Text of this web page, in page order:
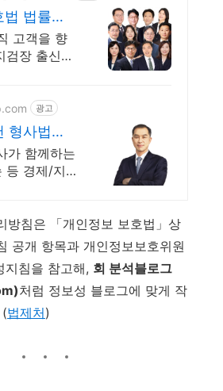
법률사
고객을 향
검장 출신
광고
형사법률
가 함께하는
등 경제/지
방침은 「개인정보 보호법」상
공개 항목과 개인정보보호위원
침을 참고해, 회 분석블로그
처럼 정보성 블로그에 맞게 작
법제처)